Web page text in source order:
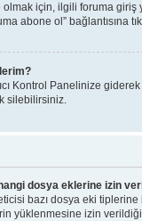
için, ilgili foruma giriş
abone ol” bağlantısına
Kontrol Panelinize
silebilirsiniz.
dosya eklerine izin
bazı dosya eki
yüklenmesine izin